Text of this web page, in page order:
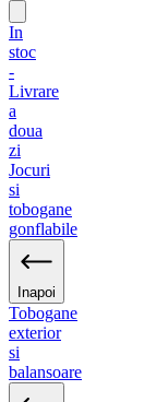
In
stoc
-
Livrare
a
doua
zi
Jocuri
si
tobogane
gonflabile
Inapoi
Tobogane
exterior
si
balansoare